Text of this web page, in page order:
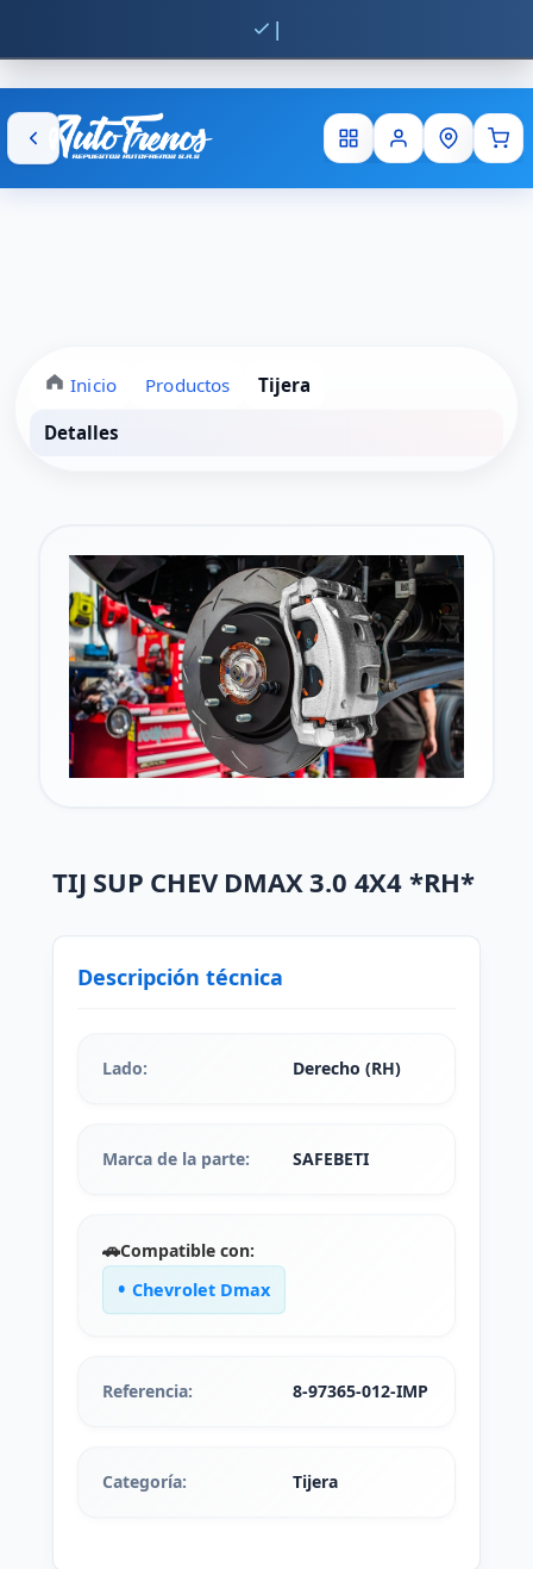
Env
Inicio Productos
Tijera
Detalles
TIJ SUP CHEV DMAX 3.0 4X4 *RH*
Descripción técnica
Lado: Derecho (RH)
Marca de la parte: SAFEBETI
🚗Compatible con:
Chevrolet Dmax
Referencia: 8-97365-012-IMP
Categoría: Tijera